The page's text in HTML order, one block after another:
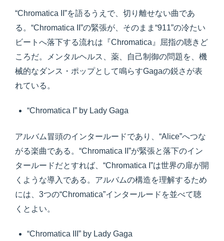
“Chromatica II”を語るうえで、切り離せない曲であ
る。“Chromatica II”の緊張が、そのまま“911”の冷たい
ビートへ落下する流れは『Chromatica』屈指の聴きど
ころだ。メンタルヘルス、薬、自己制御の問題を、機
械的なダンス・ポップとして鳴らすGagaの鋭さが表
れている。
“Chromatica I” by Lady Gaga
アルバム冒頭のインタールードであり、“Alice”へつな
がる楽曲である。“Chromatica II”が緊張と落下のイン
タールードだとすれば、“Chromatica I”は世界の扉が開
くような導入である。アルバムの構造を理解するため
には、3つの“Chromatica”インタールードを並べて聴
くとよい。
“Chromatica III” by Lady Gaga